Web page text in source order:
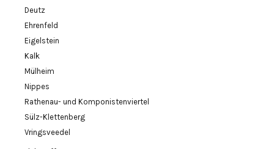
Deutz
Ehrenfeld
Eigelstein
Kalk
Mülheim
Nippes
Rathenau- und Komponistenviertel
Sülz-Klettenberg
Vringsveedel